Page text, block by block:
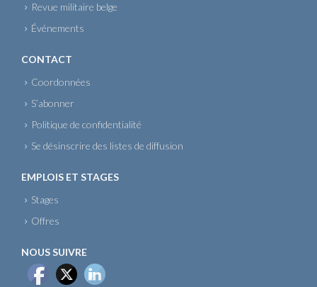
Revue militaire belge
Événements
CONTACT
Coordonnées
S’abonner
Politique de confidentialité
Se désinscrire des listes de diffusion
EMPLOIS ET STAGES
Stages
Offres
NOUS SUIVRE